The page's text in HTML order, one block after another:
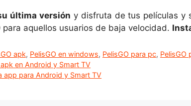
última versión y disfruta de tus películas y
para aquellos usuarios de baja velocidad.
apk, PelisGO en windows, PelisGO para pc, PelisGO
en Android y Smart TV
app para Android y Smart TV